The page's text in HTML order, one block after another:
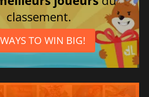
classement.
TO WIN BIG!